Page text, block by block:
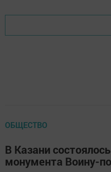
ОБЩЕСТВО
В Казани
монумента Воину-